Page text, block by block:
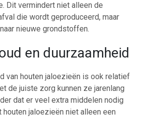
Dit vermindert niet alleen de
die wordt geproduceerd, maar
nieuwe grondstoffen.
en duurzaamheid
van houten jaloezieën is ook relatief
de juiste zorg kunnen ze jarenlang
dat er veel extra middelen nodig
houten jaloezieën niet alleen een